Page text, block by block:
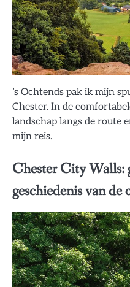
’s Ochtends pak ik mijn
Chester. In de
landschap langs de route
mijn reis.
Chester City Walls:
geschiedenis van de